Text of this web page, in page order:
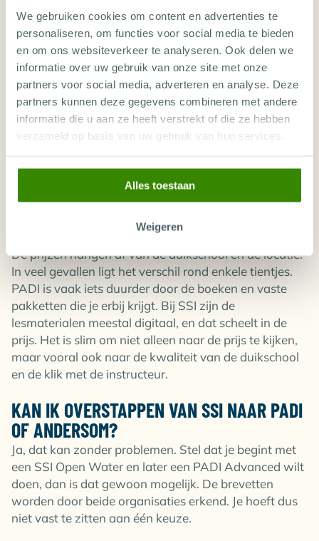
We gebruiken cookies om content en advertenties te
personaliseren, om functies voor social media te bieden
en om ons websiteverkeer te analyseren. Ook delen we
informatie over uw gebruik van onze site met onze
partners voor social media, adverteren en analyse. Deze
partners kunnen deze gegevens combineren met andere
informatie die u aan ze heeft verstrekt of die ze hebben
verzameld op basis van uw gebruik van hun services.
Alles toestaan
Weigeren
duiken, je kunt met beide pasjes materiaal huren en
meedoen met georganiseerde duiken. Je hoeft dus
niet bang te zijn dat je ergens geweigerd wordt.
IS ER VERSCHIL IN VERVOLGOPLEIDINGEN?
Nee, dat maakt niets uit. Zowel PADI als SSI hebben
een duidelijk pad waarmee je kunt doorgroeien. Na je
kun je zelfs instructeur worden. Welke organisatie je
ook kiest, je hebt altijd de kans om door te leren.
WAT KOST EEN PADI OF SSI CURSUS?
De prijzen hangen af van de duikschool en de locatie.
In veel gevallen ligt het verschil rond enkele tientjes.
PADI is vaak iets duurder door de boeken en vaste
pakketten die je erbij krijgt. Bij SSI zijn de
lesmaterialen meestal digitaal, en dat scheelt in de
prijs. Het is slim om niet alleen naar de prijs te kijken,
maar vooral ook naar de kwaliteit van de duikschool
en de klik met de instructeur.
KAN IK OVERSTAPPEN VAN SSI NAAR PADI
OF ANDERSOM?
Ja, dat kan zonder problemen. Stel dat je begint met
een SSI Open Water en later een PADI Advanced wilt
doen, dan is dat gewoon mogelijk. De brevetten
worden door beide organisaties erkend. Je hoeft dus
niet vast te zitten aan één keuze.